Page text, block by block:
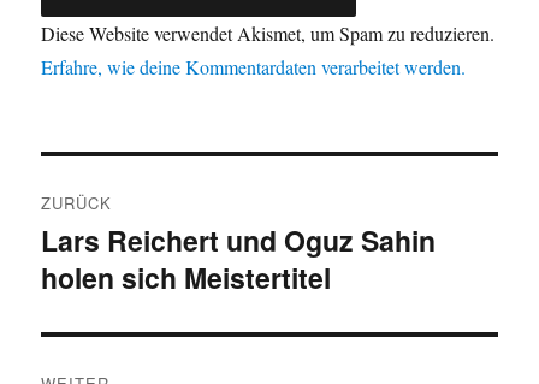
Diese Website verwendet Akismet, um Spam zu reduzieren.
Erfahre, wie deine Kommentardaten verarbeitet werden.
ZURÜCK
Vorheriger
Beitrag:
Lars Reichert und Oguz Sahin
holen sich Meistertitel